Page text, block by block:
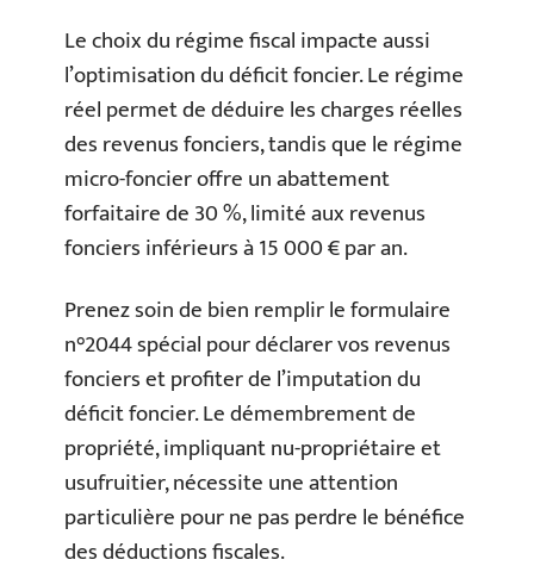
Le choix du régime fiscal impacte aussi
l’optimisation du déficit foncier. Le régime
réel permet de déduire les charges réelles
des revenus fonciers, tandis que le régime
micro-foncier offre un abattement
forfaitaire de 30 %, limité aux revenus
fonciers inférieurs à 15 000 € par an.
Prenez soin de bien remplir le formulaire
n°2044 spécial pour déclarer vos revenus
fonciers et profiter de l’imputation du
déficit foncier. Le démembrement de
propriété, impliquant nu-propriétaire et
usufruitier, nécessite une attention
particulière pour ne pas perdre le bénéfice
des déductions fiscales.